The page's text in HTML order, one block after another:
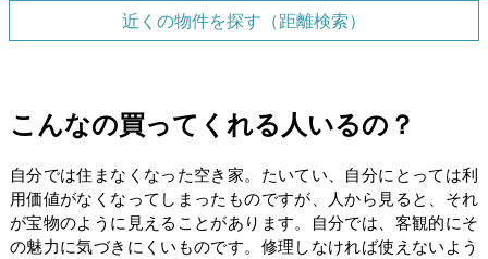
近くの物件を探す（距離検索）
こんなの買ってくれる人いるの？
自分では住まなくなった空き家。たいてい、自分にとっては利
用価値がなくなってしまったものですが、人から見ると、それ
が宝物のように見えることがあります。自分では、客観的にそ
の魅力に気づきにくいものです。修理しなければ使えないよう